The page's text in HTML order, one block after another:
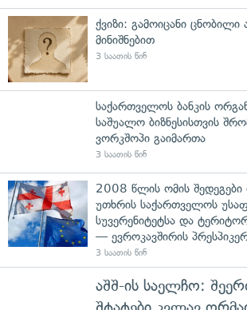
ქვიზი: გამოიცანი ცნობილი
მინიშნებით
3 საათის წინ
საქართველოს ბანკის
საშუალო ბიზნესისთვის
ვორკშოპი გაიმართა
3 საათის წინ
2008 წლის ომის
უთხრის საქართველოს
სუვერენიტეტსა და
— ევროკავშირის
3 საათის წინ
აშშ-ის საელჩო: